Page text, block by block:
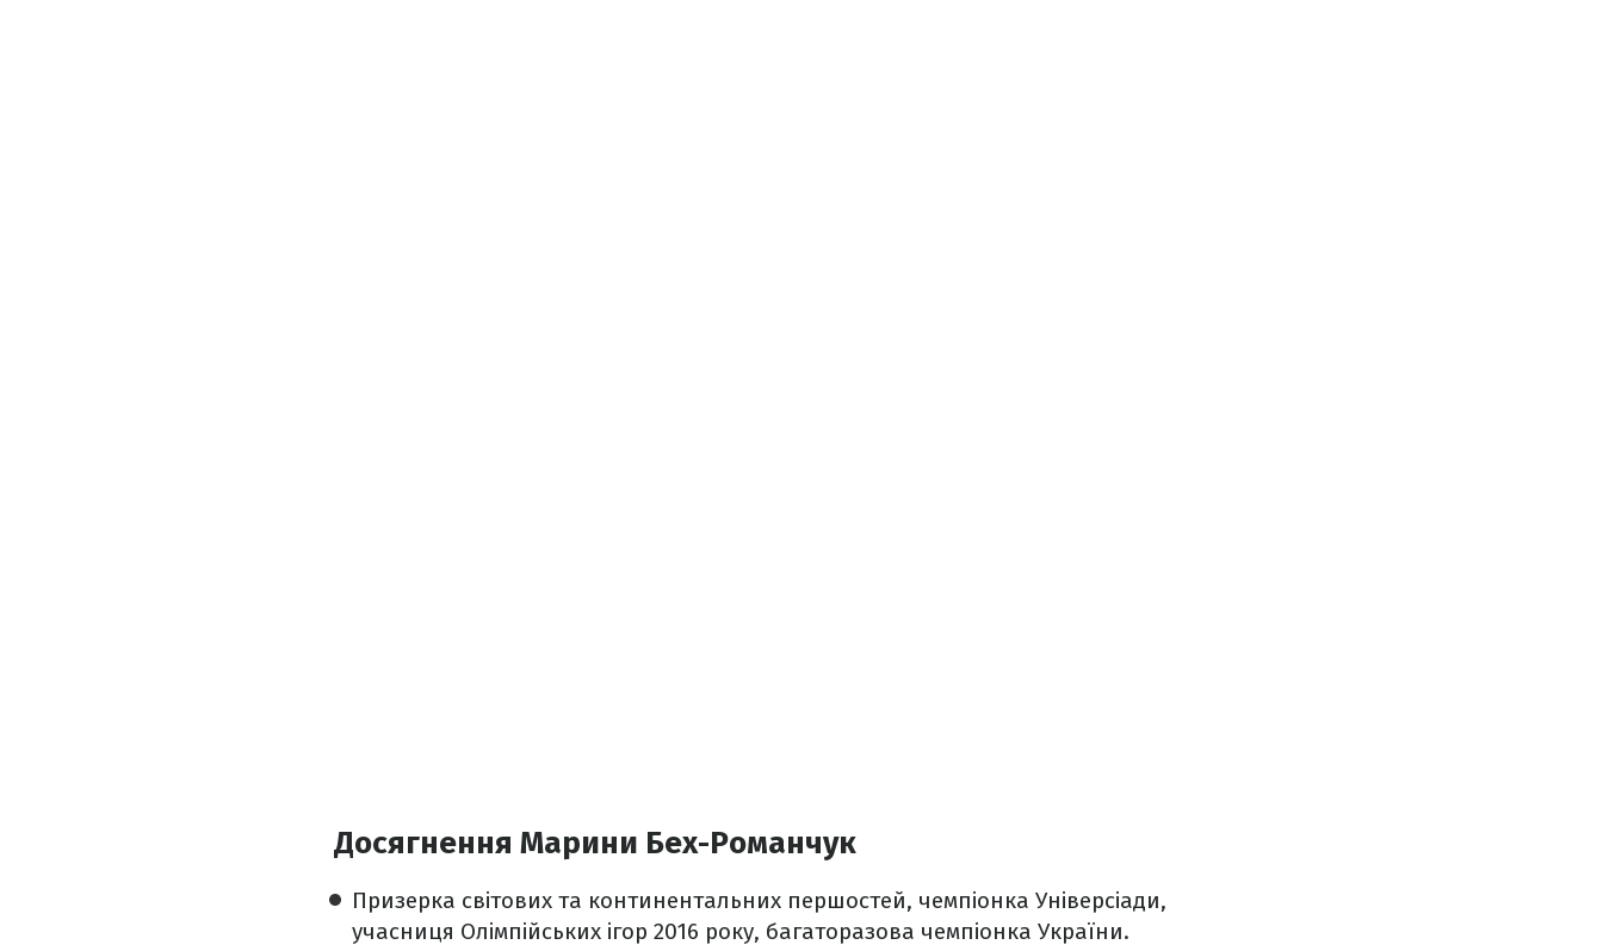
Досягнення Марини Бех-Романчук
Призерка світових та континентальних першостей, чемпіонка Універсіади,
учасниця Олімпійських ігор 2016 року, багаторазова чемпіонка України.